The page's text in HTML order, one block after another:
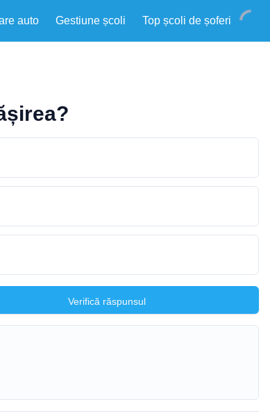
auto Gestiune școli Top școli de șoferi
Verifică răspunsul